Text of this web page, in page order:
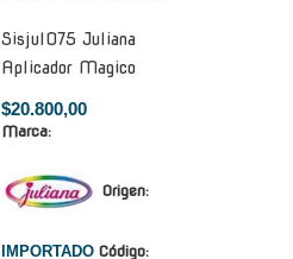
Sisjul075 Juliana
Aplicador Magico
$20.800,00
Marca:
Origen:
IMPORTADO Código: